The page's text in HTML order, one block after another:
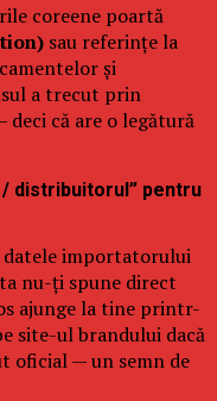
coreene poartă
sau referințe la
și
a trecut prin
deci că are o legătură
distribuitorul” pentru
datele importatorului
nu-ți spune direct
ajunge la tine printr-
site-ul brandului dacă
oficial — un semn de